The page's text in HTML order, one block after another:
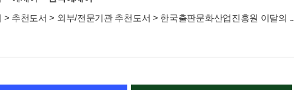
> 추천도서 > 외부/전문기관 추천도서 > 한국출판문화산업진흥원 이달의 ..